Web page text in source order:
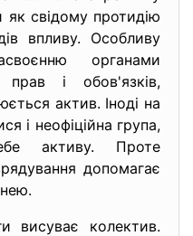
як свідому протидію
впливу. Особливу
органами
прав і обов'язків,
актив. Іноді на
і неофіційна група,
активу. Проте
допомагає
висуває колектив.